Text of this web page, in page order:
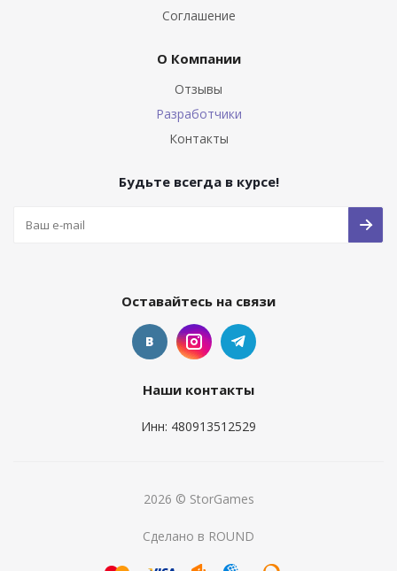
Соглашение
О Компании
Отзывы
Разработчики
Контакты
Будьте всегда в курсе!
Оставайтесь на связи
Наши контакты
Инн: 480913512529
2026 © StorGames
Сделано в ROUND